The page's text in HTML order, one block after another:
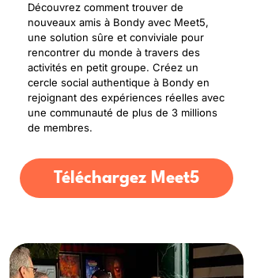
Découvrez comment trouver de
nouveaux amis à Bondy avec Meet5,
une solution sûre et conviviale pour
rencontrer du monde à travers des
activités en petit groupe. Créez un
cercle social authentique à Bondy en
rejoignant des expériences réelles avec
une communauté de plus de 3 millions
de membres.
Téléchargez Meet5